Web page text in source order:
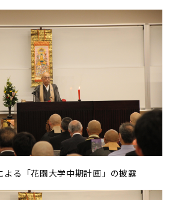
よる「花園大学中期計画」の披露